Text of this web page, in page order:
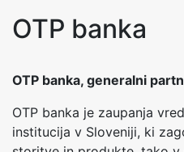
OTP banka
OTP banka, generalni
OTP banka je zaupanja
institucija v Sloveniji, ki